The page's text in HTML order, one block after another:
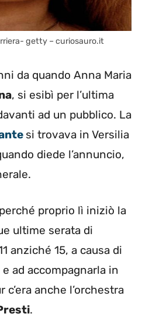
getty – curiosauro.it
da quando Anna Maria
, si esibì per l’ultima
ad un pubblico. La
si trovava in Versilia
diede l’annuncio,
proprio lì iniziò la
ultime serata di
anziché 15, a causa di
ad accompagnarla in
anche l’orchestra
.